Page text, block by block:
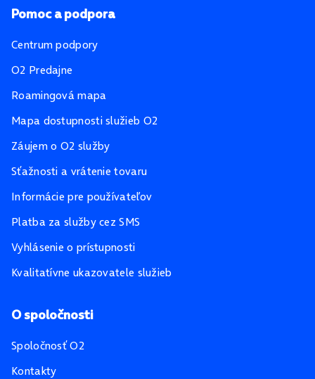
Pomoc a podpora
Centrum podpory
O2 Predajne
Roamingová mapa
Mapa dostupnosti služieb O2
Záujem o O2 služby
Sťažnosti a vrátenie tovaru
Informácie pre používateľov
Platba za služby cez SMS
Vyhlásenie o prístupnosti
Kvalitatívne ukazovatele služieb
O spoločnosti
Spoločnosť O2
Kontakty